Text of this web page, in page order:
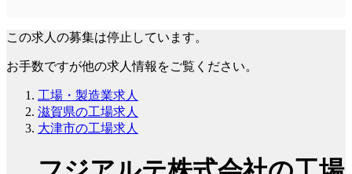
この求人の募集は停止しています。
お手数ですが他の求人情報をご覧ください。
工場・製造業求人
滋賀県の工場求人
大津市の工場求人